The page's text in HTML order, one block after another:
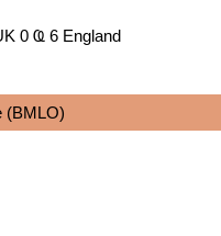
0 Ҩ 6 England
(BMLO)